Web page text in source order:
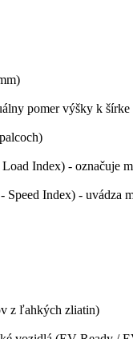
pomer výšky k
Index) - označuje
Index) - uvádza
z ľahkých zliatin)